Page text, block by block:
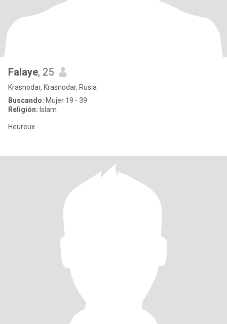
Falaye, 25
Krasnodar, Krasnodar, Rusia
Buscando: Mujer 19 - 39
Religión: Islam
Heureux